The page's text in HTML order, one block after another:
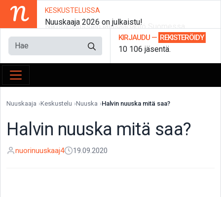
N KESKUSTELUSSA
Nuuskaaja 2026 on julkaistu!
KIRJAUDU — REKISTERÖIDY
10 106 jäsentä.
Nuuskaaja Keskustelu Nuuska Halvin nuuska mitä saa?
Halvin nuuska mitä saa?
nuorinuuskaaj4 19.09.2020